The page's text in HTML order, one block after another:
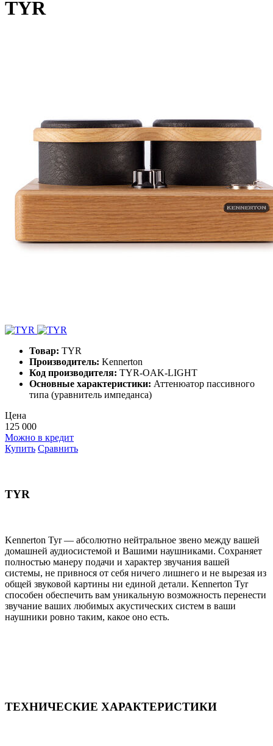
TYR
Товар: TYR
Производитель: Kennerton
Код производителя: TYR-OAK-LIGHT
Основные характеристики: Аттенюатор пассивного
типа (уравнитель импеданса)
Цена
125 000
Можно в кредит
Купить Сравнить
TYR
Kennerton Tyr — абсолютно нейтральное звено между вашей
домашней аудиосистемой и Вашими наушниками. Сохраняет
полностью манеру подачи и характер звучания вашей
системы, не привнося от себя ничего лишнего и не вырезая из
общей звуковой картины ни единой детали. Kennerton Tyr
способен обеспечить вам уникальную возможность перенести
звучание ваших любимых акустических систем в ваши
наушники ровно таким, какое оно есть.
ТЕХНИЧЕСКИЕ ХАРАКТЕРИСТИКИ